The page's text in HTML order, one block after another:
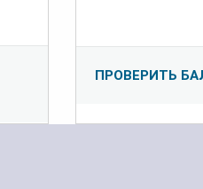
ПРОВЕРИТЬ